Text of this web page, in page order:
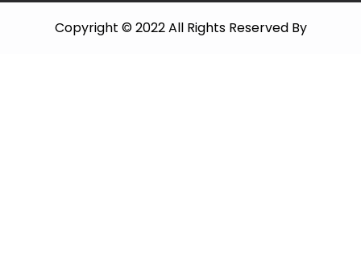
Copyright © 2022 All Rights Reserved By